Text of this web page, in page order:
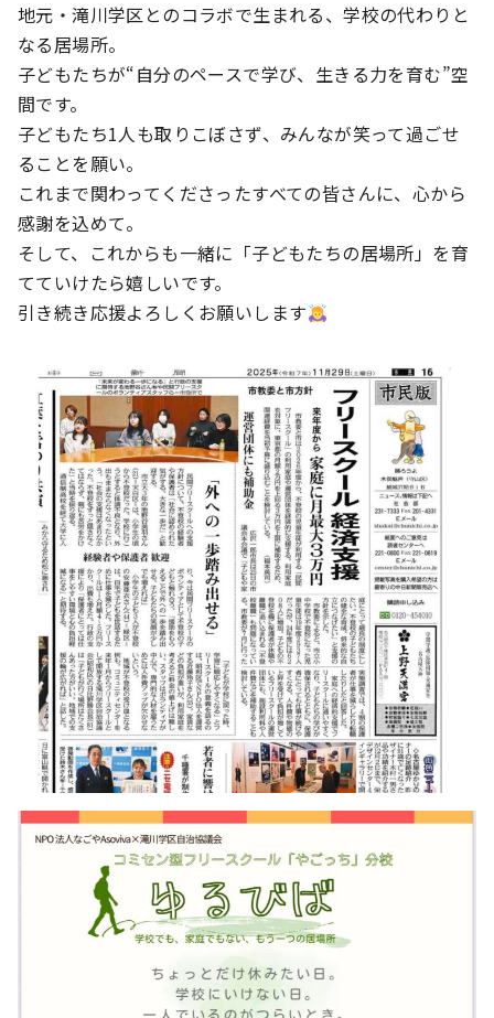
地元・滝川学区とのコラボで生まれる、学校の代わりと
なる居場所。
子どもたちが“自分のペースで学び、生きる力を育む”空
間です。
子どもたち1人も取りこぼさず、みんなが笑って過ごせ
ることを願い。
これまで関わってくださったすべての皆さんに、心から
感謝を込めて。
そして、これからも一緒に「子どもたちの居場所」を育
てていけたら嬉しいです。
引き続き応援よろしくお願いします